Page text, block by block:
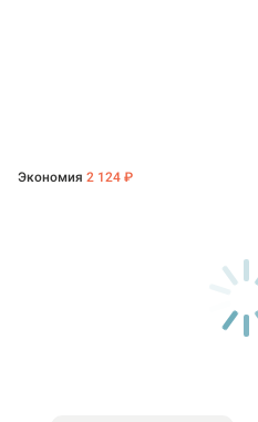
Экономия 2 124 ₽